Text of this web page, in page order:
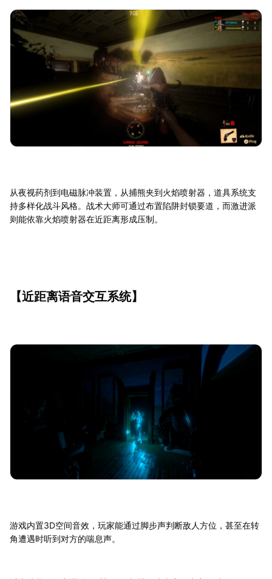
从夜视药剂到电磁脉冲装置，从捕熊夹到火焰喷射器，道具系统支
持多样化战斗风格。战术大师可通过布置陷阱封锁要道，而激进派
则能依靠火焰喷射器在近距离形成压制。
【近距离语音交互系统】
游戏内置3D空间音效，玩家能通过脚步声判断敌人方位，甚至在转
角遭遇时听到对方的喘息声。